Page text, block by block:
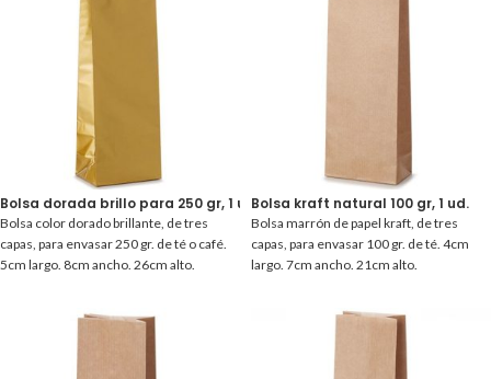
Bolsa dorada brillo para 250 gr, 1 ud.
Bolsa color dorado brillante, de tres
capas, para envasar 250 gr. de té o café.
5cm largo. 8cm ancho. 26cm alto.
Bolsa kraft natural 100 gr, 1 ud.
Bolsa marrón de papel kraft, de tres
capas, para envasar 100 gr. de té. 4cm
largo. 7cm ancho. 21cm alto.